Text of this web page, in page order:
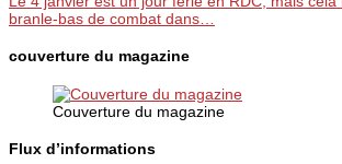
branle-bas de combat dans…
couverture du magazine
Couverture du magazine
Flux d’informations